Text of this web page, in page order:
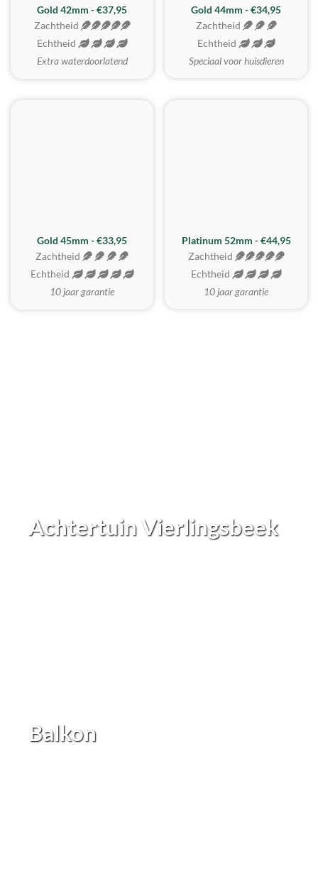
ZACHTSTE
Gold 42mm - €37,95
Zachtheid
Echtheid
Extra waterdoorlatend
Gold 44mm - €34,95
Zachtheid
Echtheid
Speciaal voor huisdieren
REALISTISCH
Gold 45mm - €33,95
Zachtheid
Echtheid
10 jaar garantie
ZACHTSTE
Platinum 52mm - €44,95
Zachtheid
Echtheid
10 jaar garantie
Achtertuin Vierlingsbeek
Balkon